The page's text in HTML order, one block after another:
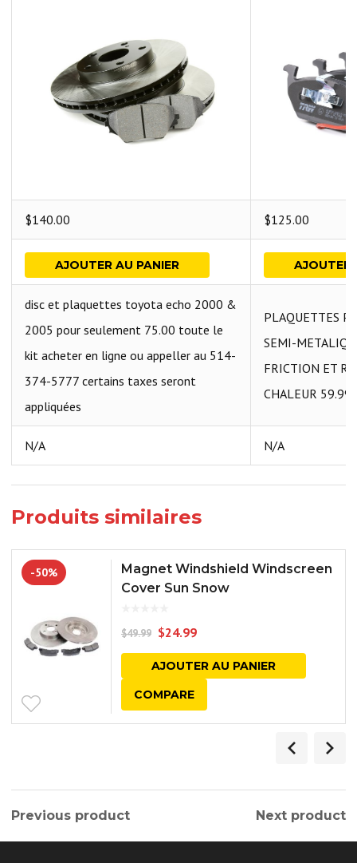
$140.00 $125.00
AJOUTER AU PANIER AJOUTER
disc et plaquettes toyota echo 2000 &
2005 pour seulement 75.00 toute le
kit acheter en ligne ou appeller au 514-
374-5777 certains taxes seront
appliquées
PLAQUETTES
SEMI-
FRICTION ET
CHALEUR
N/A N/A
Produits similaires
-50%
Magnet Windshield Windscreen
Cover Sun Snow
$49.99 $24.99
AJOUTER AU PANIER
COMPARE
Previous product Next product